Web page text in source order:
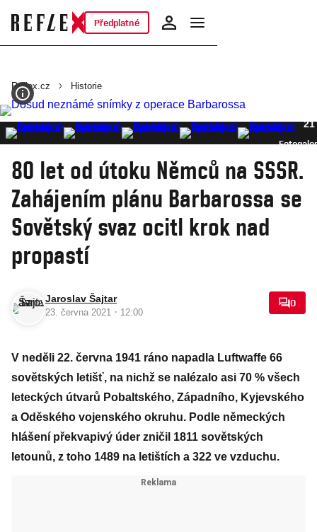
Předplatné
Reflex.cz Historie
21
80 let od útoku Němců na SSSR.
Zahájením plánu Barbarossa se
Sovětský svaz ocitl krok nad
propastí
Jaroslav Šajtar
23. června 2021 · 12:00
0
V neděli 22. června 1941 ráno napadla Luftwaffe 66
sovětských letišť, na nichž se nalézalo asi 70 % všech
leteckých útvarů Pobaltského, Západního, Kyjevského
a Oděského vojenského okruhu. Podle německých
hlášení překvapivý úder zničil 1811 sovětských
letounů, z toho 1489 na letištích a 322 ve vzduchu.